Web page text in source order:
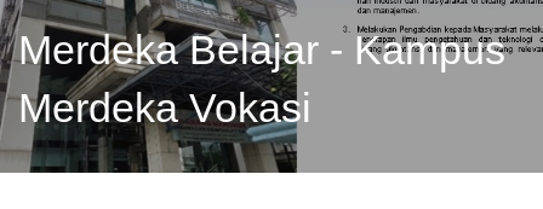
Merdeka Belajar - Kampus
Merdeka Vokasi